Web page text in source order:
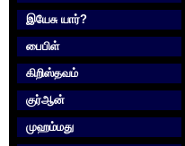
இயேசு யார்?
பைபிள்
கிறிஸ்தவம்
குர்‍ஆன்
முஹம்மது